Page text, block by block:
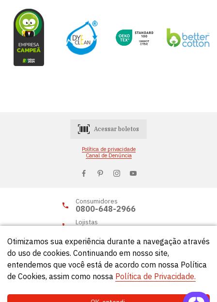
Acessar boletos
Política de privacidade
Canal de Denúncia
Consumidores
0800-648-2966
Lojistas
© Círculo 2026 - Todos os direitos reservados.
Otimizamos sua experiência durante a navegação através
do uso de cookies. Continuando em nosso site,
entendemos que você está de acordo com nossa Política
de Cookies, assim como nossa Política de Privacidade.